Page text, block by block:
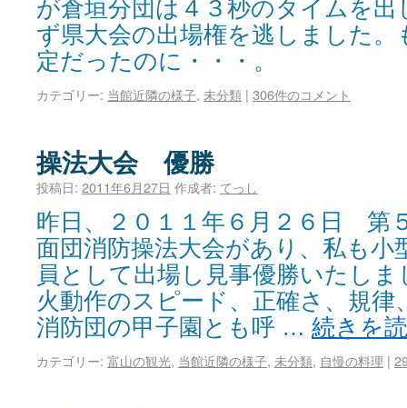
が倉垣分団は４３秒のタイムを
ず県大会の出場権を逃しました。
定だったのに・・・。
カテゴリー: 当館近隣の様子, 未分類 | 306件のコメント
操法大会 優勝
投稿日: 2011年6月27日 作成者: てっし
昨日、２０１１年６月２６日 第
面団消防操法大会があり、私も
員として出場し見事優勝いたし
火動作のスピード、正確さ、規
消防団の甲子園とも呼 … 続きを
カテゴリー: 富山の観光, 当館近隣の様子, 未分類, 自慢の料理 |